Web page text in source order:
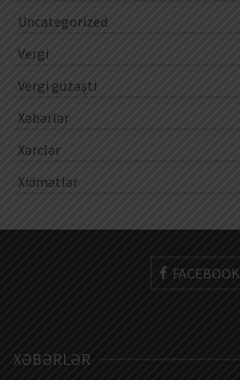
Uncategorized
Vergi
Vergi güzəşti
Xəbərlər
Xərclər
Xidmətlər
FACEBOOK
XƏBƏRLƏR